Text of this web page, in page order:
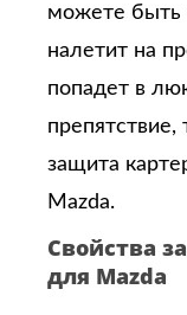
можете быть
налетит на
попадет в
препятствие,
защита
Mazda.
Свойства
для Mazda